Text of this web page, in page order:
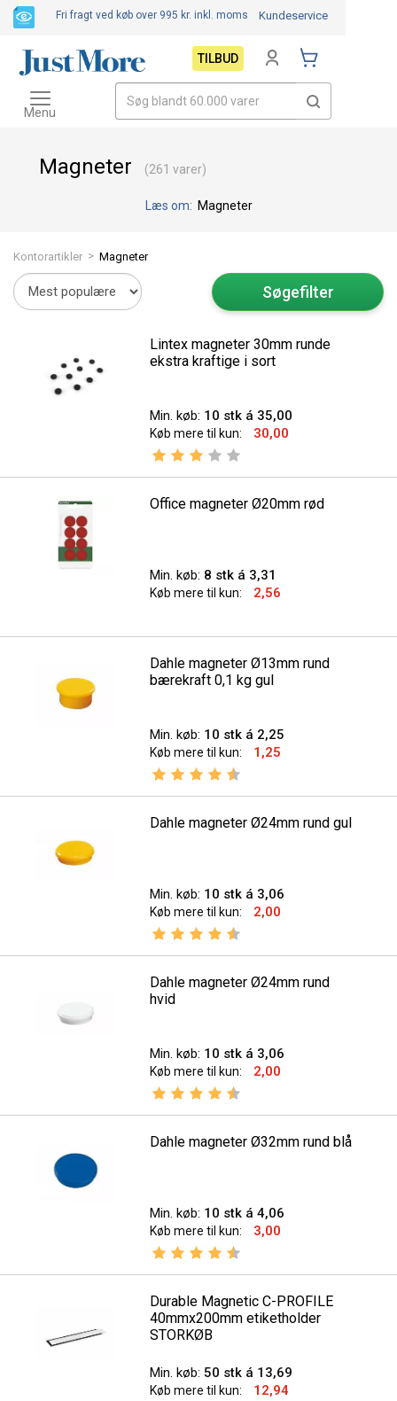
Magneter (261 varer)
Læs om: Magneter
Kontorartikler > Magneter
Søgefilter
Lintex magneter 30mm runde
ekstra kraftige i sort
Min. køb: 10 stk á 35,00
Køb mere til kun: 30,00
Vurdering:
Office magneter Ø20mm rød
Min. køb: 8 stk á 3,31
Køb mere til kun: 2,56
Dahle magneter Ø13mm rund
bærekraft 0,1 kg gul
Min. køb: 10 stk á 2,25
Køb mere til kun: 1,25
Vurdering:
Dahle magneter Ø24mm rund gul
Min. køb: 10 stk á 3,06
Køb mere til kun: 2,00
Vurdering:
Dahle magneter Ø24mm rund
hvid
Min. køb: 10 stk á 3,06
Køb mere til kun: 2,00
Vurdering:
Dahle magneter Ø32mm rund blå
Min. køb: 10 stk á 4,06
Køb mere til kun: 3,00
Vurdering:
Durable Magnetic C-PROFILE
40mmx200mm etiketholder
STORKØB
Min. køb: 50 stk á 13,69
Køb mere til kun: 12,94
Fri fragt ved køb over 995 kr. inkl. moms Kundeservice
TILBUD
Toggle
navigation
Menu